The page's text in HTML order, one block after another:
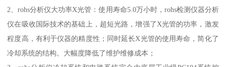
2、rohs分析仪大功率X光管：使用寿命5.0万小时，rohs检测仪器分析
仪在吸收国际技术的基础上，超短光路，增强了X光管的功率，激发
程度高，有利于仪器的精度性；同时延长X光管的使用寿命，简化了
冷却系统的结构。大幅度降低了维护维修成本；